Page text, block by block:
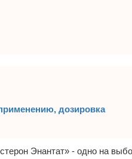
дозировка
Энантат» - одно на